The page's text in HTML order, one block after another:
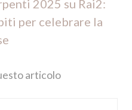
2025 su Rai2:
per celebrare la
articolo